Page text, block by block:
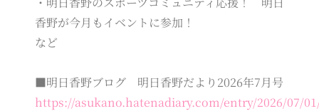
香野が今月もイベントに参加！
など
■明日香野ブログ 明日香野だより2026年7月号
https://asukano.hatenadiary.com/entry/2026/07/